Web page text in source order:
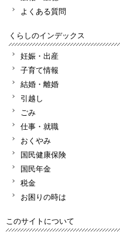
よくある質問
くらしのインデックス
妊娠・出産
子育て情報
結婚・離婚
引越し
ごみ
仕事・就職
おくやみ
国民健康保険
国民年金
税金
お困りの時は
このサイトについて